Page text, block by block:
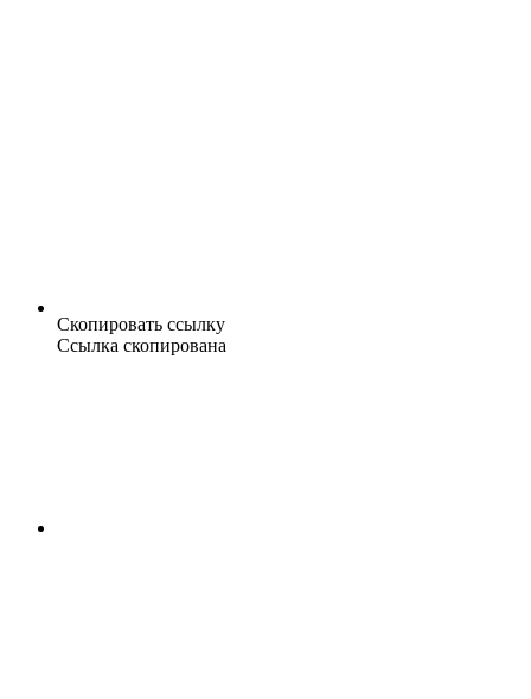
Скопировать ссылку
Ссылка скопирована